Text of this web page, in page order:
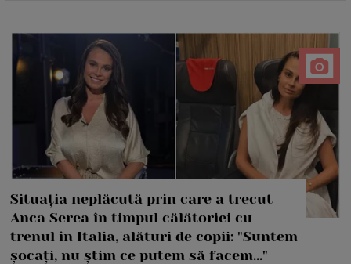
Situația neplăcută prin care a trecut
Anca Serea în timpul călătoriei cu
trenul în Italia, alături de copii: "Suntem
șocați, nu știm ce putem să facem..."